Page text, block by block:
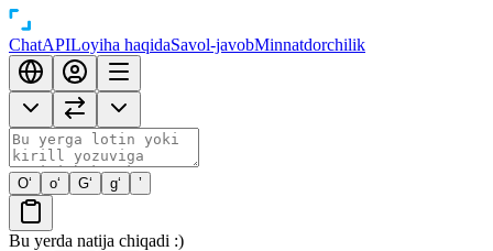
ChatAPILoyiha haqidaSavol-javobMinnatdorchilik
O‘ o‘ G‘ g‘ ’
Bu yerda natija chiqadi :)